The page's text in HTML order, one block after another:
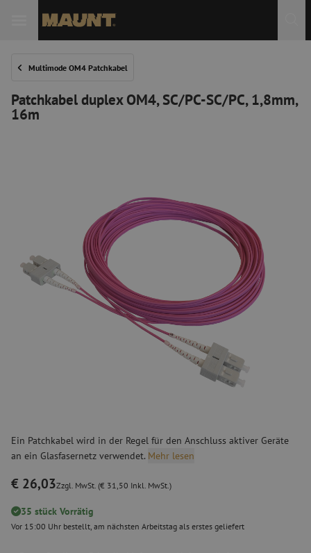
Multimode OM4 Patchkabel
Patchkabel duplex OM4, SC/PC-SC/PC, 1,8mm,
16m
Ein Patchkabel wird in der Regel für den Anschluss aktiver Geräte
an ein Glasfasernetz verwendet. Mehr lesen
€ 26,03Zzgl. MwSt. (€ 31,50 Inkl. MwSt.)
35 stück Vorrätig
Vor 15:00 Uhr bestellt, am nächsten Arbeitstag als erstes geliefert